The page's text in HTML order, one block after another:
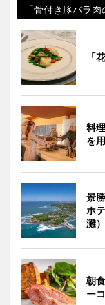
「骨付き豚バラ肉
「
料
を
景
ホ
灘）
朝
ー